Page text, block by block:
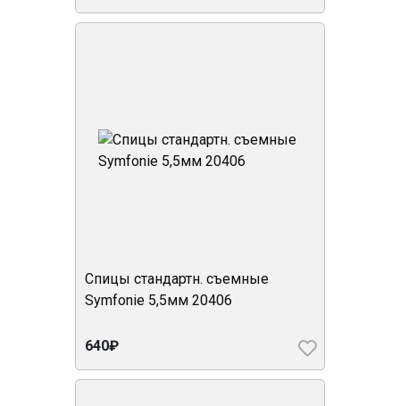
Спицы стандартн. съемные
Symfonie 5,5мм 20406
640₽